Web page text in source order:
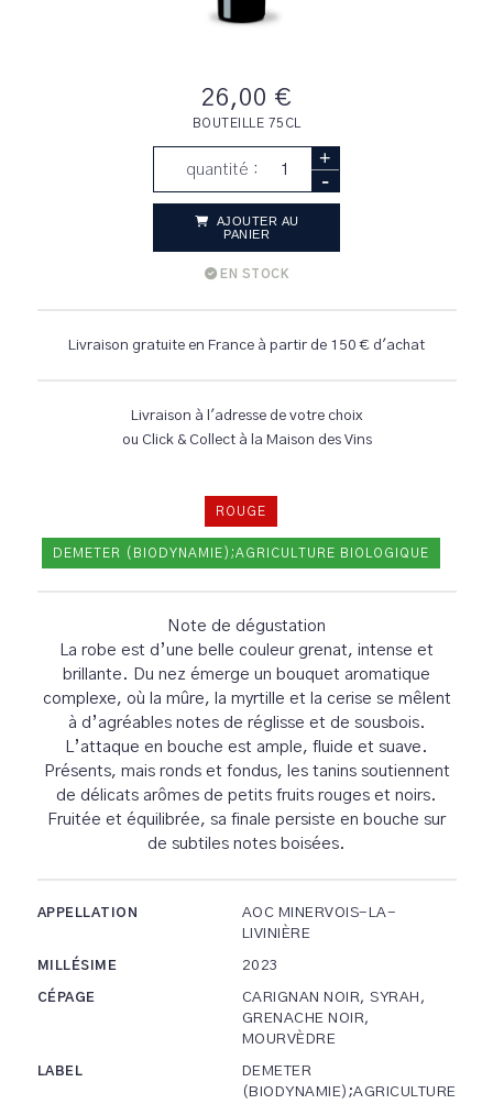
26,00 €
BOUTEILLE 75CL
quantité : +
-
AJOUTER AU
PANIER
EN STOCK
Livraison gratuite en France à partir de 150 € d'achat
Livraison à l'adresse de votre choix
ou Click & Collect à la Maison des Vins
ROUGE
DEMETER (BIODYNAMIE);AGRICULTURE BIOLOGIQUE
Note de dégustation
La robe est d’une belle couleur grenat, intense et
brillante. Du nez émerge un bouquet aromatique
complexe, où la mûre, la myrtille et la cerise se mêlent
à d’agréables notes de réglisse et de sousbois.
L’attaque en bouche est ample, fluide et suave.
Présents, mais ronds et fondus, les tanins soutiennent
de délicats arômes de petits fruits rouges et noirs.
Fruitée et équilibrée, sa finale persiste en bouche sur
de subtiles notes boisées.
APPELLATION
AOC MINERVOIS-LA-
LIVINIÈRE
MILLÉSIME 2023
CÉPAGE
CARIGNAN NOIR, SYRAH,
GRENACHE NOIR,
MOURVÈDRE
LABEL
DEMETER
(BIODYNAMIE);AGRICULTURE